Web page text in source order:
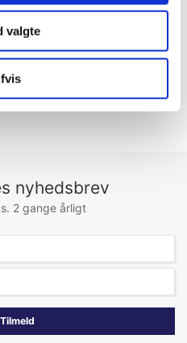
valgteErhvervskunde? Husk at
logge ind!
nyhedsbrev
2 gange årligt
Tilmeld